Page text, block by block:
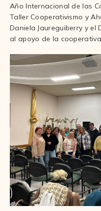
Año Internacional de las
Taller Cooperativismo y
Daniela Jaureguiberry y el
al apoyo de la cooperativa